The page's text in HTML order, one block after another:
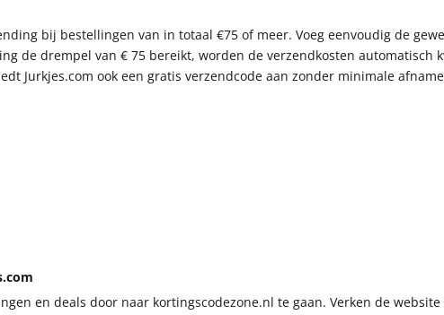
bij bestellingen van in totaal €75 of meer. Voeg eenvoudig de
de drempel van € 75 bereikt, worden de verzendkosten automatisch
Jurkjes.com ook een gratis verzendcode aan zonder minimale
en deals door naar kortingscodezone.nl te gaan. Verken de